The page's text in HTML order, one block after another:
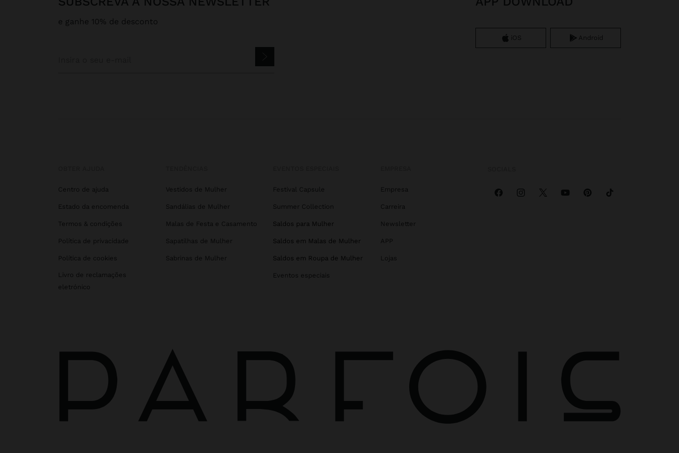
e ganhe 10% de desconto
iOS Android
Centro de ajuda
Estado da encomenda
Termos & condições
Política de privacidade
Política de cookies
Livro de reclamações
eletrónico
Vestidos de Mulher
Sandálias de Mulher
Malas de Festa e Casamento
Sapatilhas de Mulher
Sabrinas de Mulher
Festival Capsule
Summer Collection
Saldos para Mulher
Saldos em Malas de Mulher
Saldos em Roupa de Mulher
Eventos especiais
Empresa
Carreira
Newsletter
APP
Lojas